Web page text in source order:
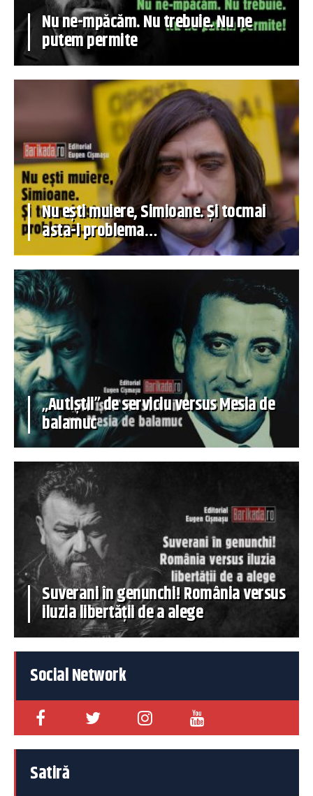
Nu ne-mpăcăm. Nu trebuie. Nu ne
putem permite
Nu ești muiere, Simioane. Și tocmai
asta-i problema…
„Autiștii” de serviciu versus Mesia de
balamuc
Suverani în genunchi! România versus
iluzia libertății de a alege
Social Network
Satiră